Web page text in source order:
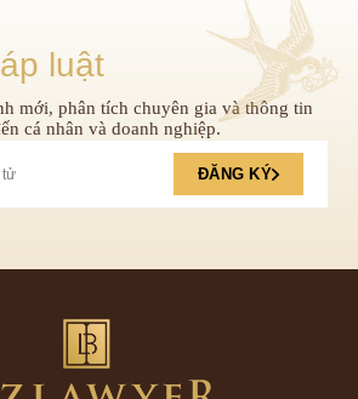
luật
mới, phân tích chuyên gia và thông tin
cá nhân và doanh nghiệp.
ĐĂNG KÝ